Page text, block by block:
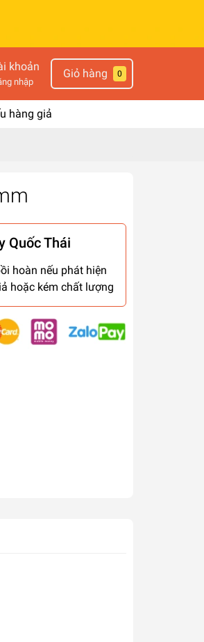
khoản
nhập
Giỏ hàng 0
hàng giả
Quốc Thái
hoàn nếu phát hiện
hoặc kém chất lượng